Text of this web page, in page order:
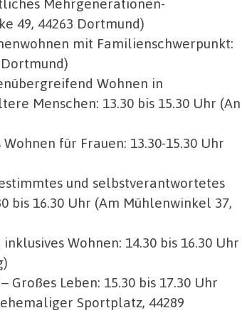
49, 44263 Dortmund)
mit Familienschwerpunkt:
Wohnen in
Menschen: 13.30 bis 15.30 Uhr (An
für Frauen: 13.30-15.30 Uhr
und selbstverantwortetes
bis 16.30 Uhr (Am Mühlenwinkel 37,
Wohnen: 14.30 bis 16.30 Uhr
Großes Leben: 15.30 bis 17.30 Uhr
Sportplatz, 44289